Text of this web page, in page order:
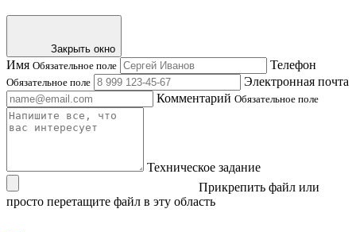
Закрыть окно
Имя Обязательное поле Телефон
Обязательное поле
Электронная почта
Комментарий Обязательное поле
Техническое задание
Прикрепить файл или
просто перетащите файл в эту область